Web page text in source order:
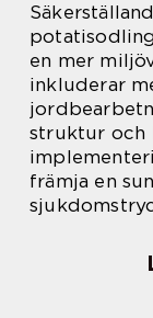
en mer
inkluderar
struktur och
främja en